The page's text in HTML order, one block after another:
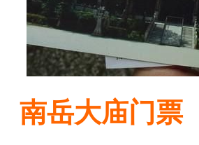
南岳大庙门票